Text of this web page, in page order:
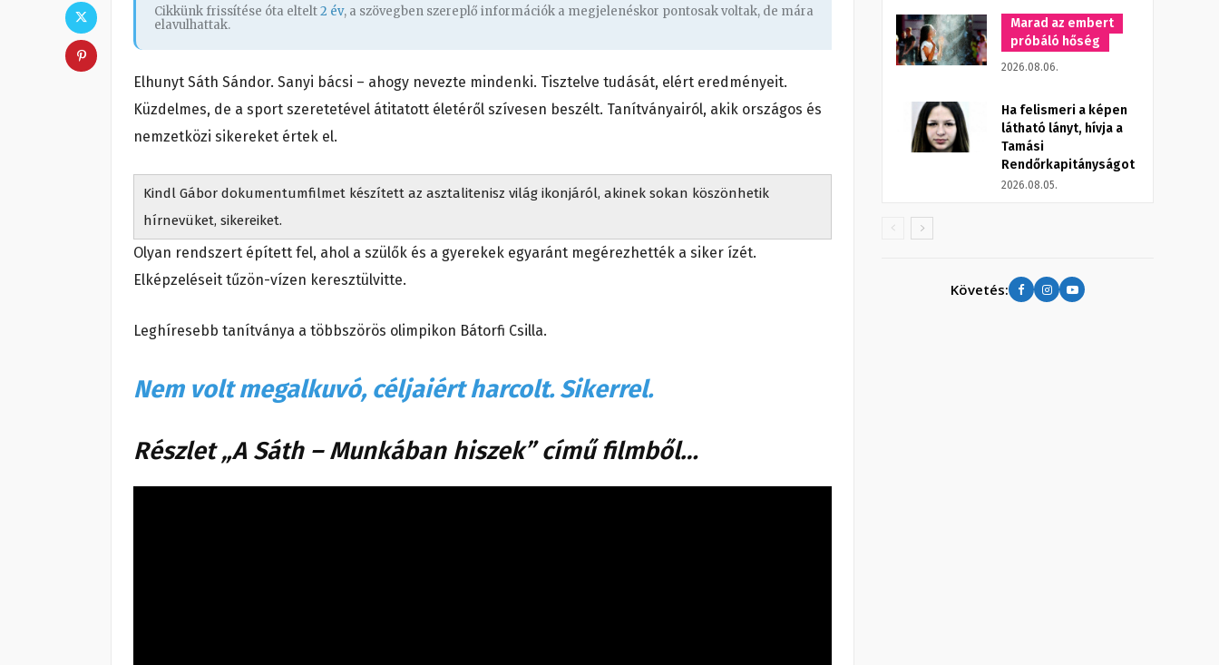
Cikkünk frissítése óta eltelt2 év, a szövegben szereplő információk a megjelenéskor pontosak voltak, de mára
elavulhattak.
Elhunyt Sáth Sándor. Sanyi bácsi – ahogy nevezte mindenki. Tisztelve tudását, elért eredményeit.
Küzdelmes, de a sport szeretetével átitatott életéről szívesen beszélt. Tanítványairól, akik országos és
nemzetközi sikereket értek el.
Kindl Gábor dokumentumfilmet készített az asztalitenisz világ ikonjáról, akinek sokan köszönhetik
hírnevüket, sikereiket.
Olyan rendszert épített fel, ahol a szülők és a gyerekek egyaránt megérezhették a siker ízét.
Elképzeléseit tűzön-vízen keresztülvitte.
Leghíresebb tanítványa a többszörös olimpikon Bátorfi Csilla.
Nem volt megalkuvó, céljaiért harcolt. Sikerrel.
Részlet „A Sáth – Munkában hiszek” című filmből…
Marad az embert
próbáló hőség
2026.08.06.
Ha felismeri a képen
látható lányt, hívja a
Tamási
Rendőrkapitányságot
2026.08.05.
Követés: